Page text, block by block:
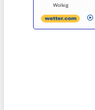
Wolkig